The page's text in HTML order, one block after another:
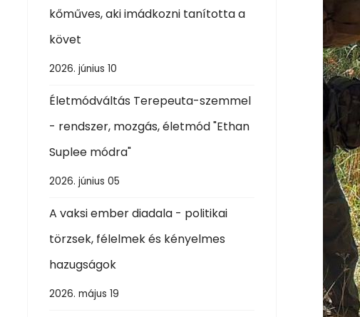
kőműves, aki imádkozni tanította a
követ
2026. június 10
Életmódváltás Terepeuta-szemmel
- rendszer, mozgás, életmód "Ethan
Suplee módra"
2026. június 05
A vaksi ember diadala - politikai
törzsek, félelmek és kényelmes
hazugságok
2026. május 19